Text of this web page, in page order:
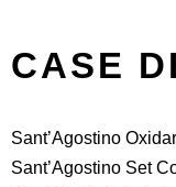
CASE
Sant’Agostino
Sant’Agostino Set